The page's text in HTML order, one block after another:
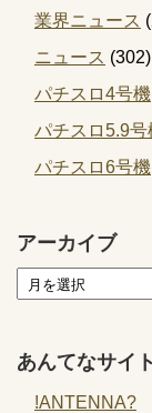
業界ニュース
ニュース (302)
パチスロ4号機
パチスロ5.9号
パチスロ6号機
アーカイブ
あんてなサイト
!ANTENNA?